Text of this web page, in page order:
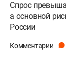
Спрос
а основной
России
Комментарии